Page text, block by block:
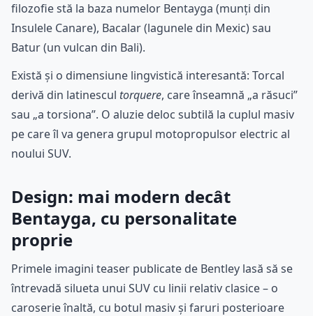
filozofie stă la baza numelor Bentayga (munți din
Insulele Canare), Bacalar (lagunele din Mexic) sau
Batur (un vulcan din Bali).
Există și o dimensiune lingvistică interesantă: Torcal
derivă din latinescul torquere, care înseamnă „a răsuci”
sau „a torsiona”. O aluzie deloc subtilă la cuplul masiv
pe care îl va genera grupul motopropulsor electric al
noului SUV.
Design: mai modern decât
Bentayga, cu personalitate
proprie
Primele imagini teaser publicate de Bentley lasă să se
întrevadă silueta unui SUV cu linii relativ clasice – o
caroserie înaltă, cu botul masiv și faruri posterioare